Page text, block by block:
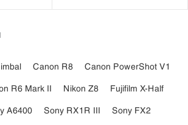
Canon R8
Canon PowerShot V1
R6 Mark II Nikon Z8
Fujifilm X-Half
A6400 Sony RX1R III
Sony FX2